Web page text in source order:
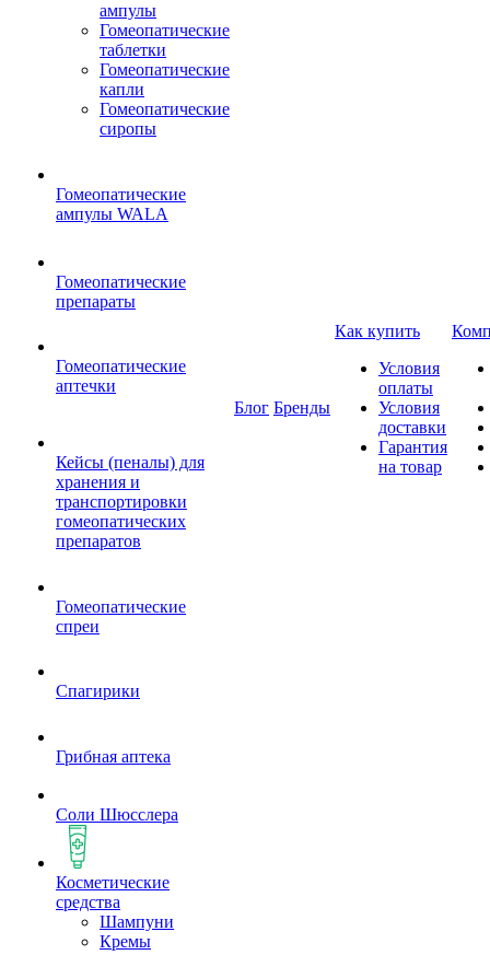
ампулы
Гомеопатические
таблетки
Гомеопатические
капли
Гомеопатические
сиропы
Гомеопатические
ампулы WALA
Гомеопатические
препараты
Гомеопатические
аптечки
Кейсы (пеналы) для
хранения и
транспортировки
гомеопатических
препаратов
Гомеопатические
спреи
Спагирики
Грибная аптека
Соли Шюсслера
Косметические
средства
Шампуни
Кремы
Блог Бренды
Как купить
Условия
оплаты
Условия
доставки
Гарантия
на товар